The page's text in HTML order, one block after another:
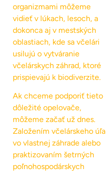
organizmami môžeme
vidieť v lúkach, lesoch, a
dokonca aj v mestských
oblastiach, kde sa včelári
usilujú o vytváranie
včelárskych záhrad, ktoré
prispievajú k biodiverzite.
Ak chceme podporiť tieto
dôležité opelovače,
môžeme začať už dnes.
Založením včelárskeho úľa
vo vlastnej záhrade alebo
praktizovaním šetrných
poľnohospodárskych